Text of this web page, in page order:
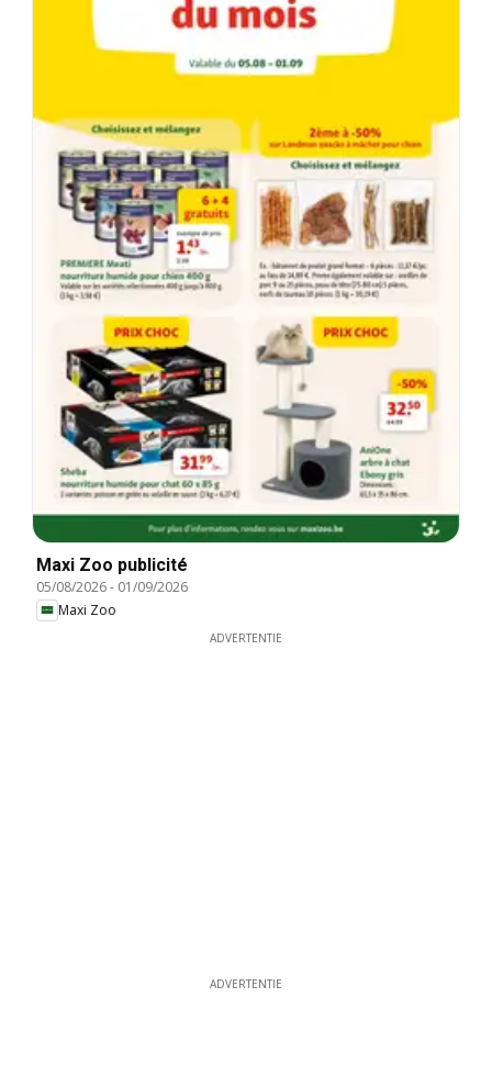
Maxi Zoo publicité
05/08/2026- 01/09/2026
Maxi Zoo
ADVERTENTIE
ADVERTENTIE